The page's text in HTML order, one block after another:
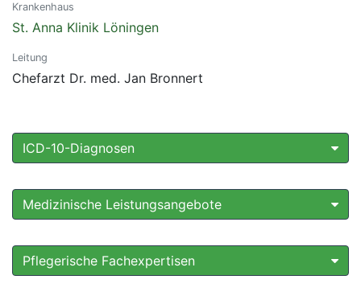
Krankenhaus
St. Anna Klinik Löningen
Leitung
Chefarzt Dr. med. Jan Bronnert
ICD-10-Diagnosen
Medizinische Leistungsangebote
Pflegerische Fachexpertisen